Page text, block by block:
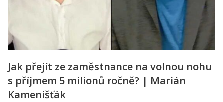
Jak přejít ze zaměstnance na volnou nohu
s příjmem 5 milionů ročně? | Marián
Kamenišťák